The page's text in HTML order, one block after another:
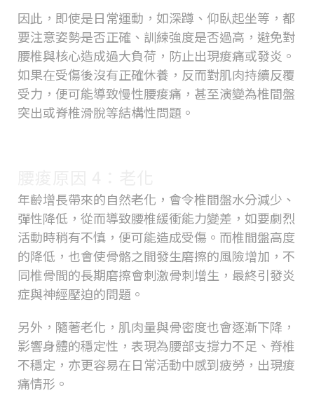
因此，即使是日常運動，如深蹲、仰臥起坐等，都
要注意姿勢是否正確、訓練強度是否過高，避免對
腰椎與核心造成過大負荷，防止出現痠痛或發炎。
如果在受傷後沒有正確休養，反而對肌肉持續反覆
受力，便可能導致慢性腰痠痛，甚至演變為椎間盤
突出或脊椎滑脫等結構性問題。
年齡增長帶來的自然老化，會令椎間盤水分減少、
彈性降低，從而導致腰椎緩衝能力變差，如要劇烈
活動時稍有不慎，便可能造成受傷。而椎間盤高度
的降低，也會使骨骼之間發生磨擦的風險增加，不
同椎骨間的長期磨擦會刺激骨刺增生，最終引發炎
症與神經壓迫的問題。
另外，隨著老化，肌肉量與骨密度也會逐漸下降，
影響身體的穩定性，表現為腰部支撐力不足、脊椎
不穩定，亦更容易在日常活動中感到疲勞，出現痠
痛情形。